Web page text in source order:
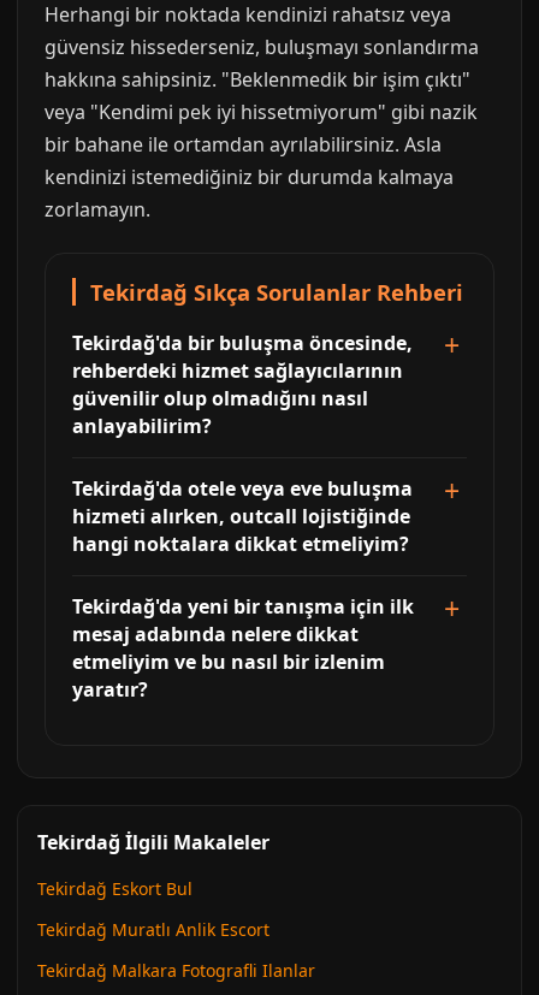
Herhangi bir noktada kendinizi rahatsız veya
güvensiz hissederseniz, buluşmayı sonlandırma
hakkına sahipsiniz. "Beklenmedik bir işim çıktı"
veya "Kendimi pek iyi hissetmiyorum" gibi nazik
bir bahane ile ortamdan ayrılabilirsiniz. Asla
kendinizi istemediğiniz bir durumda kalmaya
zorlamayın.
Tekirdağ Sıkça Sorulanlar Rehberi
Tekirdağ'da bir buluşma öncesinde,
rehberdeki hizmet sağlayıcılarının
güvenilir olup olmadığını nasıl
anlayabilirim?
Tekirdağ'da otele veya eve buluşma
hizmeti alırken, outcall lojistiğinde
hangi noktalara dikkat etmeliyim?
Tekirdağ'da yeni bir tanışma için ilk
mesaj adabında nelere dikkat
etmeliyim ve bu nasıl bir izlenim
yaratır?
Tekirdağ İlgili Makaleler
Tekirdağ Eskort Bul
Tekirdağ Muratlı Anlik Escort
Tekirdağ Malkara Fotografli Ilanlar